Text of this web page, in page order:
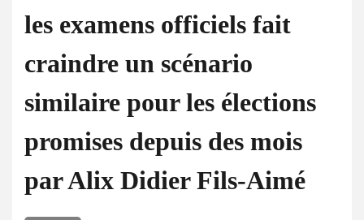
les examens officiels fait
craindre un scénario
similaire pour les élections
promises depuis des mois
par Alix Didier Fils-Aimé